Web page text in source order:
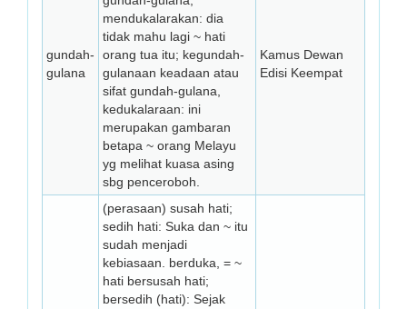
gundah-
gulana
mendukalarakan: dia
tidak mahu lagi ~ hati
orang tua itu; kegundah-
gulanaan keadaan atau
sifat gundah-gulana,
kedukalaraan: ini
merupakan gambaran
betapa ~ orang Melayu
yg melihat kuasa asing
sbg penceroboh.
Kamus Dewan
Edisi Keempat
(perasaan) susah hati;
sedih hati: Suka dan ~ itu
sudah menjadi
kebiasaan. berduka, = ~
hati bersusah hati;
bersedih (hati): Sejak